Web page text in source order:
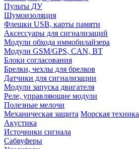
Пульты ДУ
Шумоизоляция
Флешки USB, карты памяти
Аксессуары для сигнализаций
Модули обхода иммобилайзера
Модули GSM/GPS, CAN, BT
Блоки согласования
Брелки, чехлы для брелков
Датчики для сигнализации
Модули запуска двигателя
Реле, управляющие модули
Полезные мелочи
Механическая защита Морская техника
Акустика
Источники сигнала
Сабвуферы